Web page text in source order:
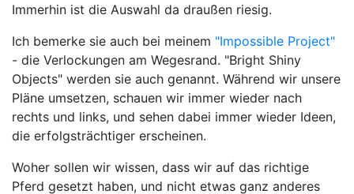
Immerhin ist die Auswahl da draußen riesig.
Ich bemerke sie auch bei meinem "Impossible Project"
- die Verlockungen am Wegesrand. "Bright Shiny
Objects" werden sie auch genannt. Während wir unsere
Pläne umsetzen, schauen wir immer wieder nach
rechts und links, und sehen dabei immer wieder Ideen,
die erfolgsträchtiger erscheinen.
Woher sollen wir wissen, dass wir auf das richtige
Pferd gesetzt haben, und nicht etwas ganz anderes